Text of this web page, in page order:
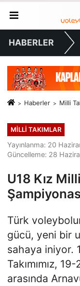
HABERLER
Haberler Milli
MILLI TAKIMLAR
Yayınlanma: 20
Güncelleme: 28
U18 Kız
Türk
gücü, yeni bir
sahaya iniyor.
Takımımız,
arasında